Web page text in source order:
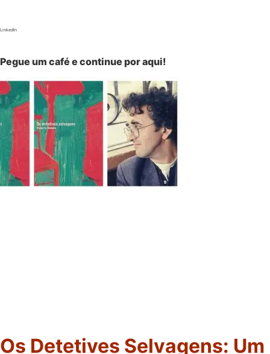
LinkedIn
Pegue um café e continue por aqui!
Os Detetives Selvagens: Um